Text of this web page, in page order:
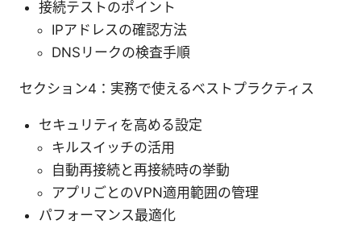
接続テストのポイント
IPアドレスの確認方法
DNSリークの検査手順
セクション4：実務で使えるベストプラクティス
セキュリティを高める設定
キルスイッチの活用
自動再接続と再接続時の挙動
アプリごとのVPN適用範囲の管理
パフォーマンス最適化